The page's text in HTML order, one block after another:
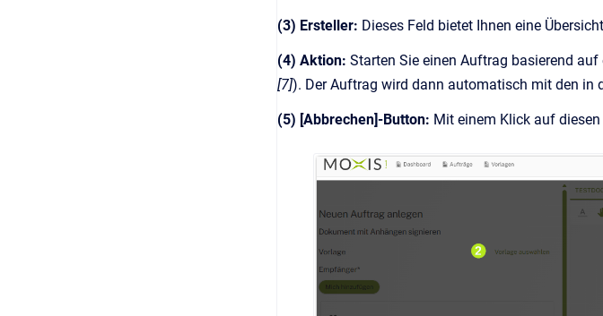
(3) Ersteller: Dieses Feld bietet Ihnen eine
(4) Aktion: Starten Sie einen Auftrag basierend
[7]). Der Auftrag wird dann automatisch mit den in
(5) [Abbrechen]-Button: Mit einem Klick auf